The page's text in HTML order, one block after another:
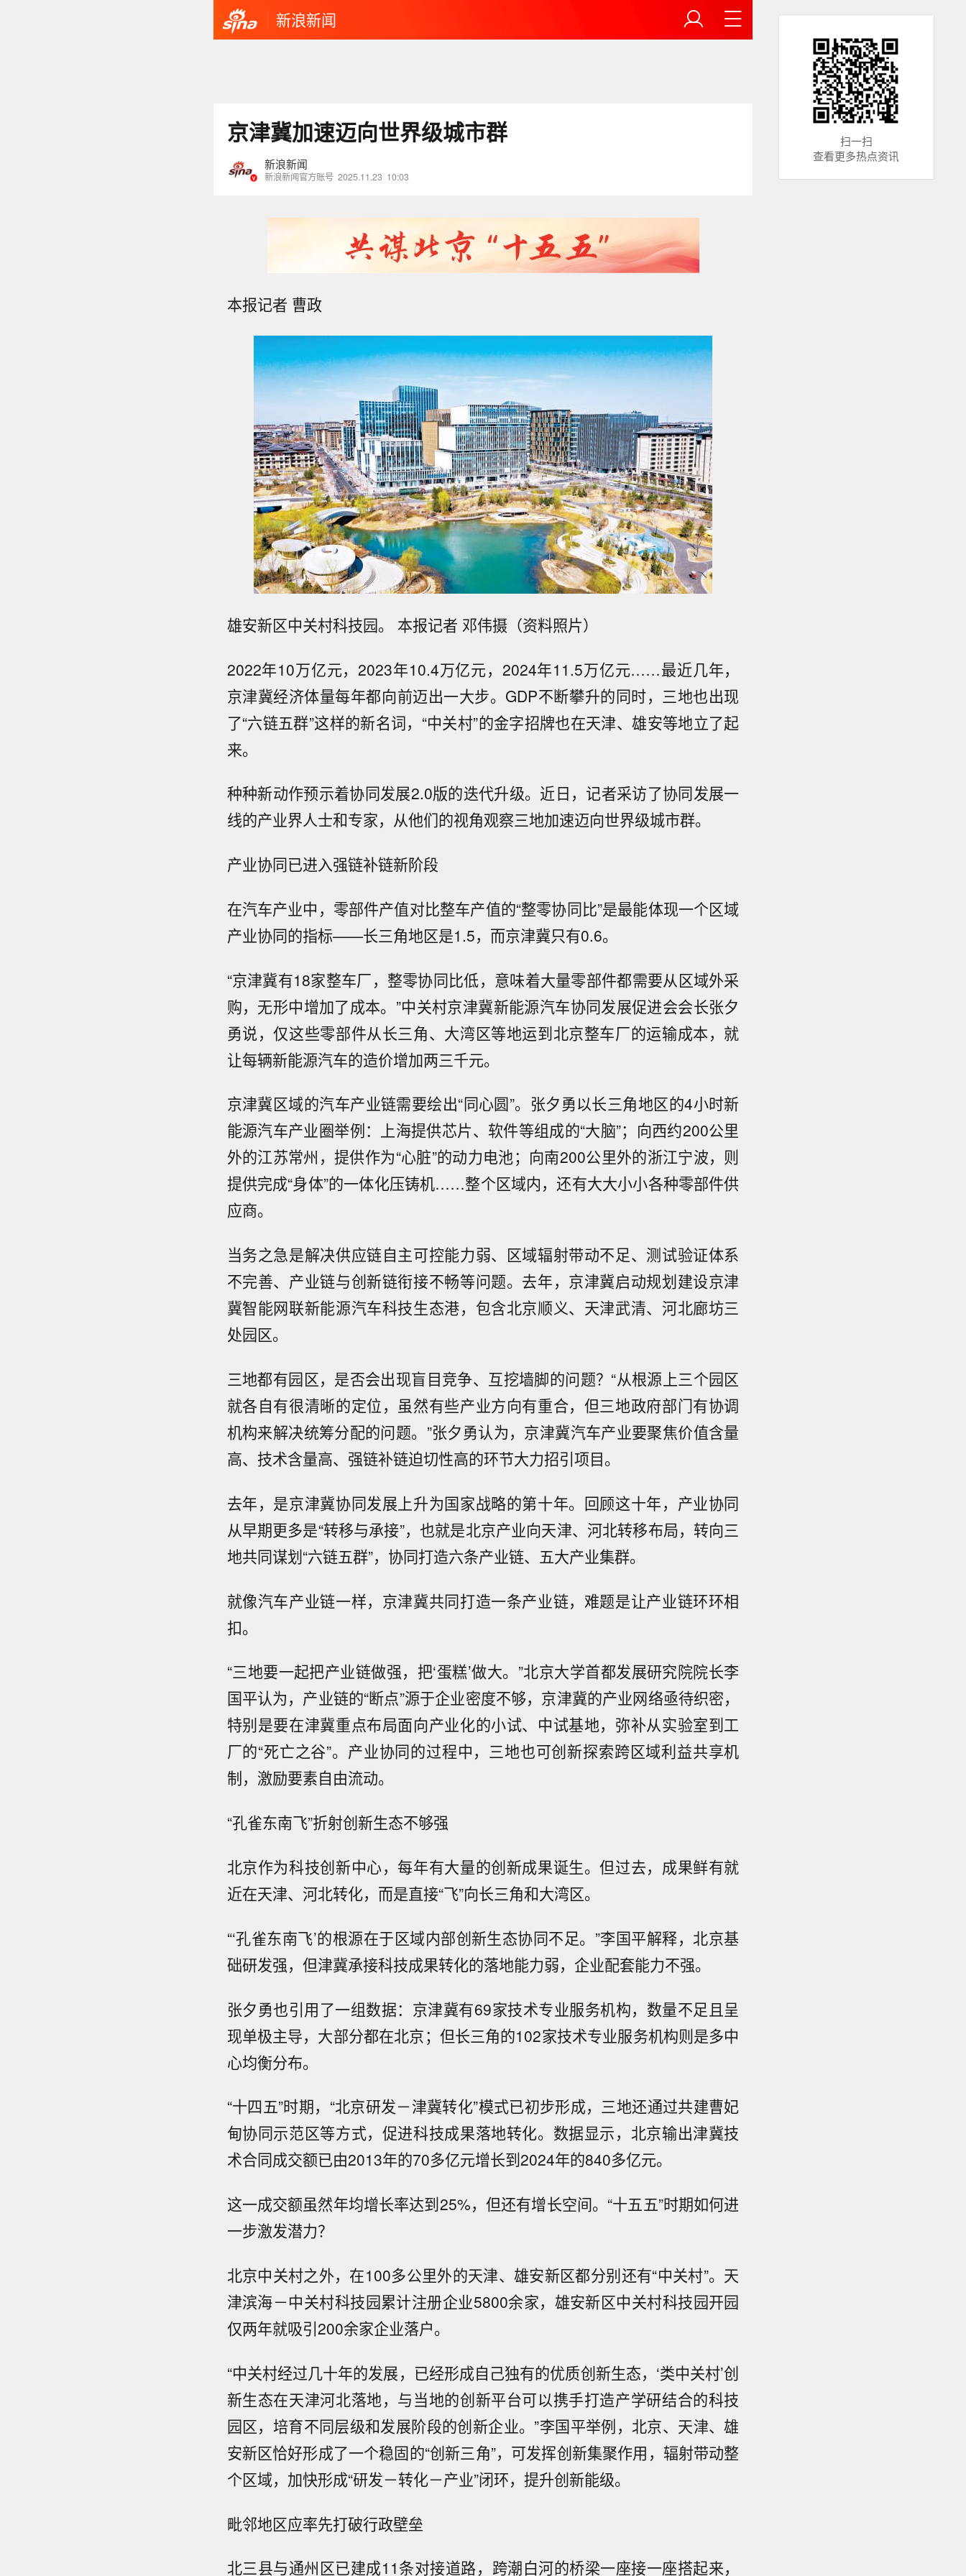
新浪新闻
京津冀加速迈向世界级城市群
新浪新闻
新浪新闻官方账号 2025.11.23 10:03
本报记者 曹政
雄安新区中关村科技园。 本报记者 邓伟摄（资料照片）
2022年10万亿元，2023年10.4万亿元，2024年11.5万亿元……最近几年，
京津冀经济体量每年都向前迈出一大步。GDP不断攀升的同时，三地也出现
了“六链五群”这样的新名词，“中关村”的金字招牌也在天津、雄安等地立了起
来。
种种新动作预示着协同发展2.0版的迭代升级。近日，记者采访了协同发展一
线的产业界人士和专家，从他们的视角观察三地加速迈向世界级城市群。
产业协同已进入强链补链新阶段
在汽车产业中，零部件产值对比整车产值的“整零协同比”是最能体现一个区域
产业协同的指标——长三角地区是1.5，而京津冀只有0.6。
“京津冀有18家整车厂，整零协同比低，意味着大量零部件都需要从区域外采
购，无形中增加了成本。”中关村京津冀新能源汽车协同发展促进会会长张夕
勇说，仅这些零部件从长三角、大湾区等地运到北京整车厂的运输成本，就
让每辆新能源汽车的造价增加两三千元。
京津冀区域的汽车产业链需要绘出“同心圆”。张夕勇以长三角地区的4小时新
能源汽车产业圈举例：上海提供芯片、软件等组成的“大脑”；向西约200公里
外的江苏常州，提供作为“心脏”的动力电池；向南200公里外的浙江宁波，则
提供完成“身体”的一体化压铸机……整个区域内，还有大大小小各种零部件供
应商。
当务之急是解决供应链自主可控能力弱、区域辐射带动不足、测试验证体系
不完善、产业链与创新链衔接不畅等问题。去年，京津冀启动规划建设京津
冀智能网联新能源汽车科技生态港，包含北京顺义、天津武清、河北廊坊三
处园区。
三地都有园区，是否会出现盲目竞争、互挖墙脚的问题？“从根源上三个园区
就各自有很清晰的定位，虽然有些产业方向有重合，但三地政府部门有协调
机构来解决统筹分配的问题。”张夕勇认为，京津冀汽车产业要聚焦价值含量
高、技术含量高、强链补链迫切性高的环节大力招引项目。
去年，是京津冀协同发展上升为国家战略的第十年。回顾这十年，产业协同
从早期更多是“转移与承接”，也就是北京产业向天津、河北转移布局，转向三
地共同谋划“六链五群”，协同打造六条产业链、五大产业集群。
就像汽车产业链一样，京津冀共同打造一条产业链，难题是让产业链环环相
扣。
“三地要一起把产业链做强，把‘蛋糕’做大。”北京大学首都发展研究院院长李
国平认为，产业链的“断点”源于企业密度不够，京津冀的产业网络亟待织密，
特别是要在津冀重点布局面向产业化的小试、中试基地，弥补从实验室到工
厂的“死亡之谷”。产业协同的过程中，三地也可创新探索跨区域利益共享机
制，激励要素自由流动。
“孔雀东南飞”折射创新生态不够强
北京作为科技创新中心，每年有大量的创新成果诞生。但过去，成果鲜有就
近在天津、河北转化，而是直接“飞”向长三角和大湾区。
“‘孔雀东南飞’的根源在于区域内部创新生态协同不足。”李国平解释，北京基
础研发强，但津冀承接科技成果转化的落地能力弱，企业配套能力不强。
张夕勇也引用了一组数据：京津冀有69家技术专业服务机构，数量不足且呈
现单极主导，大部分都在北京；但长三角的102家技术专业服务机构则是多中
心均衡分布。
“十四五”时期，“北京研发－津冀转化”模式已初步形成，三地还通过共建曹妃
甸协同示范区等方式，促进科技成果落地转化。数据显示，北京输出津冀技
术合同成交额已由2013年的70多亿元增长到2024年的840多亿元。
这一成交额虽然年均增长率达到25%，但还有增长空间。“十五五”时期如何进
一步激发潜力？
北京中关村之外，在100多公里外的天津、雄安新区都分别还有“中关村”。天
津滨海－中关村科技园累计注册企业5800余家，雄安新区中关村科技园开园
仅两年就吸引200余家企业落户。
“中关村经过几十年的发展，已经形成自己独有的优质创新生态，‘类中关村’创
新生态在天津河北落地，与当地的创新平台可以携手打造产学研结合的科技
园区，培育不同层级和发展阶段的创新企业。”李国平举例，北京、天津、雄
安新区恰好形成了一个稳固的“创新三角”，可发挥创新集聚作用，辐射带动整
个区域，加快形成“研发－转化－产业”闭环，提升创新能级。
毗邻地区应率先打破行政壁垒
北三县与通州区已建成11条对接道路，跨潮白河的桥梁一座接一座搭起来，
扫一扫
查看更多热点资讯